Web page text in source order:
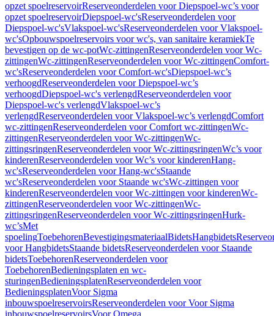
opzet spoelreservoirReserveonderdelen voor Diepspoel-wc’s voor
opzet spoelreservoirDiepspoel-wc'sReserveonderdelen voor
Diepspoel-wc'sVlakspoel-wc'sReserveonderdelen voor Vlakspoel-
wc'sOpbouwspoelreservoirs voor wc's, van sanitaire keramiekTe
bevestigen op de wc-potWc-zittingenReserveonderdelen voor Wc-
zittingenWc-zittingenReserveonderdelen voor Wc-zittingenComfort-
wc'sReserveonderdelen voor Comfort-wc'sDiepspoel-wc’s
verhoogdReserveonderdelen voor Diepspoel-wc’s
verhoogdDiepspoel-wc's verlengdReserveonderdelen voor
Diepspoel-wc's verlengdVlakspoel-wc’s
verlengdReserveonderdelen voor Vlakspoel-wc’s verlengdComfort
wc-zittingenReserveonderdelen voor Comfort wc-zittingenWc-
zittingenReserveonderdelen voor Wc-zittingenWc-
zittingsringenReserveonderdelen voor Wc-zittingsringenWc’s voor
kinderenReserveonderdelen voor Wc’s voor kinderenHang-
wc'sReserveonderdelen voor Hang-wc'sStaande
wc'sReserveonderdelen voor Staande wc'sWc-zittingen voor
kinderenReserveonderdelen voor Wc-zittingen voor kinderenWc-
zittingenReserveonderdelen voor Wc-zittingenWc-
zittingsringenReserveonderdelen voor Wc-zittingsringenHurk-
wc’sMet
spoelingToebehorenBevestigingsmateriaalBidetsHangbidets
voor HangbidetsStaande bidetsReserveonderdelen voor Staande
bidetsToebehorenReserveonderdelen voor
ToebehorenBedieningsplaten en wc-
sturingenBedieningsplatenReserveonderdelen voor
BedieningsplatenVoor Sigma
inbouwspoelreservoirsReserveonderdelen voor Voor Sigma
inbouwspoelreservoirsVoor Omega